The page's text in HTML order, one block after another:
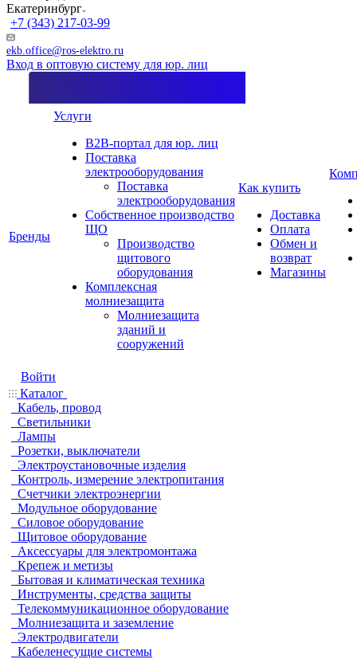
Екатеринбург
+7 (343) 217-03-99
ekb.office@ros-elektro.ru
Вход в оптовую систему для юр. лиц
Бренды
Услуги
B2B-портал для юр. лиц
Поставка
электрооборудования
Поставка
электрооборудования
Собственное производство
ЩО
Производство
щитового
оборудования
Комплексная
молниезащита
Молниезащита
зданий и
сооружений
Как купить
Доставка
Оплата
Обмен и
возврат
Магазины
Войти
Каталог
Кабель, провод
Светильники
Лампы
Розетки, выключатели
Электроустановочные изделия
Контроль, измерение электропитания
Счетчики электроэнергии
Модульное оборудование
Силовое оборудование
Щитовое оборудование
Аксессуары для электромонтажа
Крепеж и метизы
Бытовая и климатическая техника
Инструменты, средства защиты
Телекоммуникационное оборудование
Молниезащита и заземление
Электродвигатели
Кабеленесущие системы